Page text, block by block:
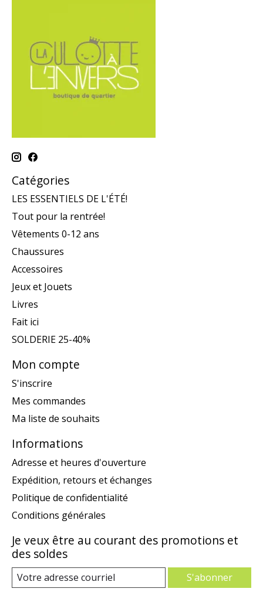
Catégories
LES ESSENTIELS DE L'ÉTÉ!
Tout pour la rentrée!
Vêtements 0-12 ans
Chaussures
Accessoires
Jeux et Jouets
Livres
Fait ici
SOLDERIE 25-40%
Mon compte
S'inscrire
Mes commandes
Ma liste de souhaits
Informations
Adresse et heures d'ouverture
Expédition, retours et échanges
Politique de confidentialité
Conditions générales
Je veux être au courant des promotions et
des soldes
S'abonner